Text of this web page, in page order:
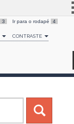
Simplifique!
Comunica BR
Canais
3 Ir para o rodapé 4
CONTRASTE